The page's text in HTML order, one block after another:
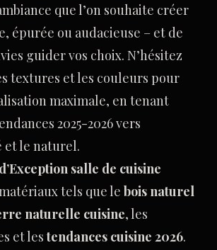
que l’on souhaite créer
épurée ou audacieuse – et de
guider vos choix. N’hésitez
textures et les couleurs pour
maximale, en tenant
2025-2026 vers
et le naturel.
salle de cuisine
tels que le bois naturel
naturelle cuisine, les
et lestendances cuisine 2026.